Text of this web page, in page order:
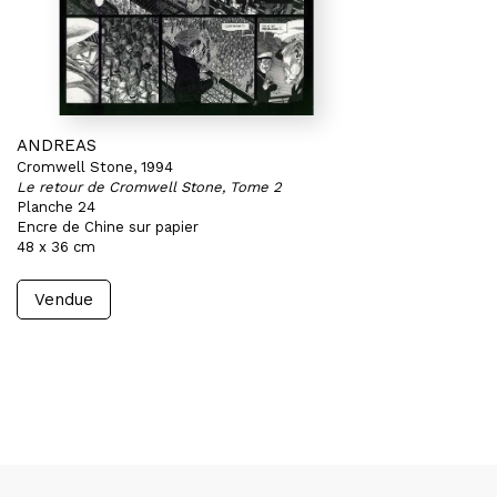
ANDREAS
Cromwell Stone, 1994
Le retour de Cromwell Stone, Tome 2
Planche 24
Encre de Chine sur papier
48 x 36 cm
Vendue